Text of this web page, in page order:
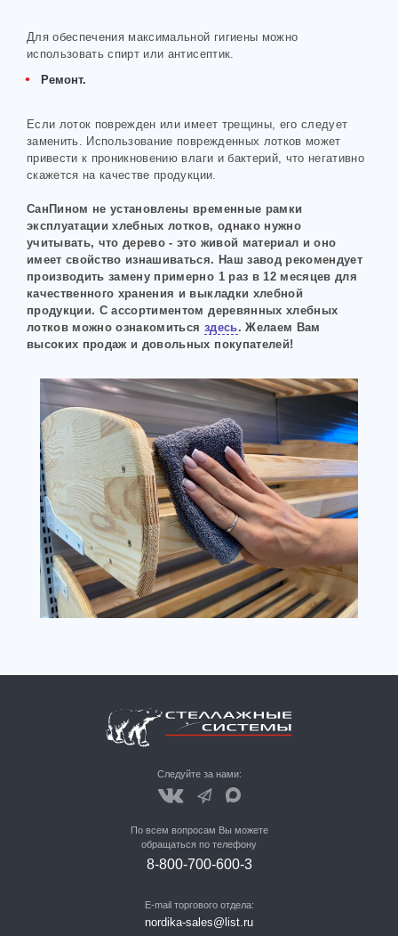
Для обеспечения максимальной гигиены можно
использовать спирт или антисептик.
Ремонт.
Если лоток поврежден или имеет трещины, его следует
заменить. Использование поврежденных лотков может
привести к проникновению влаги и бактерий, что негативно
скажется на качестве продукции.
СанПином не установлены временные рамки
эксплуатации хлебных лотков, однако нужно
учитывать, что дерево - это живой материал и оно
имеет свойство изнашиваться. Наш завод рекомендует
производить замену примерно 1 раз в 12 месяцев для
качественного хранения и выкладки хлебной
продукции. С ассортиментом деревянных хлебных
лотков можно ознакомиться здесь. Желаем Вам
высоких продаж и довольных покупателей!
Следуйте за нами:
По всем вопросам Вы можете
обращаться по телефону
8-800-700-600-3
E-mail торгового отдела:
nordika-sales@list.ru